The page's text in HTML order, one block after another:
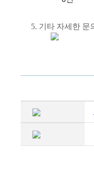
5. 기타 자세한 문
(사) 대
사